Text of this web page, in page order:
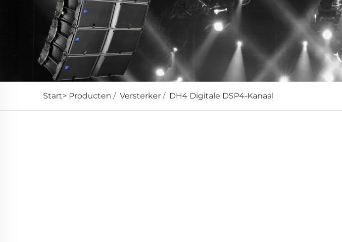
Start> Producten / Versterker / DH4 Digitale DSP4-Kanaal